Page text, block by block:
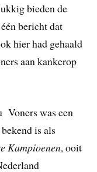
bieden de
bericht dat
hier had gehaald
aan kankerop
Voners was een
is als
Kampioenen, ooit